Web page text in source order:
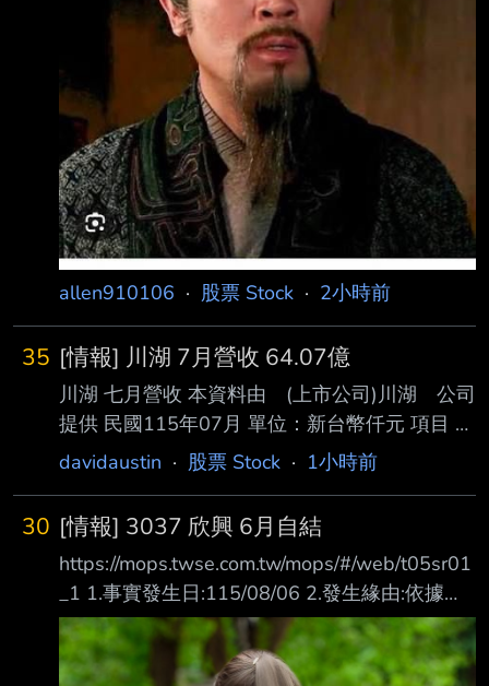
136,656,663 增減金額： 16,957,946 增減百分
比： 12.41 備註/營收變化原因
allen910106 · 股票 Stock · 2小時前
35 [情報] 川湖 7月營收 64.07億
川湖 七月營收 本資料由 (上市公司)川湖 公司
提供 民國115年07月 單位：新台幣仟元 項目 營
業收入淨額 本月 6,407,256 去年同期
355.52 本年累計 22,687,022 去年累計
9,589,506 增減金額 13,097,516 增減百分比
136.58 備註 / 營收變化原因說明 新產品開始出
貨，導致年對年營收增幅較大。
https://mopsov.twse.com.tw/mops/web/t05st10
_ifrs
davidaustin · 股票 Stock · 1小時前
30 [情報] 3037 欣興 6月自結
https://mops.twse.com.tw/mops/#/web/t05sr01
_1 1.事實發生日:115/08/06 2.發生緣由:依據臺
灣證券交易所股份有限公司通知辦理 3.財務業務
資訊: 期間 (月) (季) (最近四季累計) ------ ------